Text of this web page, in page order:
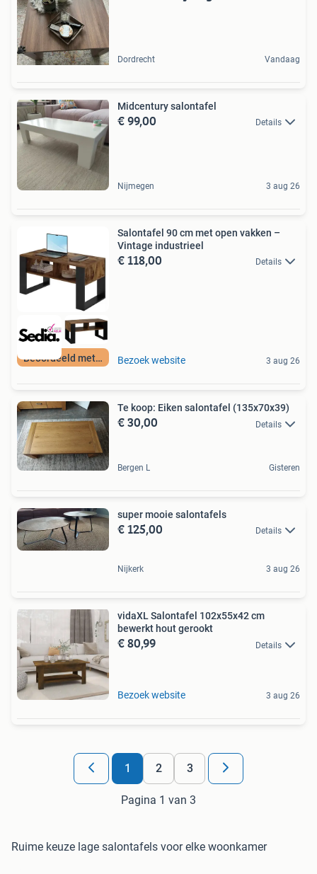
Dordrecht Vandaag
Midcentury salontafel
€ 99,00 Details
Nijmegen 3 aug 26
Beoordeeld met 9+
Salontafel 90 cm met open vakken –
Vintage industrieel
€ 118,00 Details
Bezoek website 3 aug 26
Te koop: Eiken salontafel (135x70x39)
€ 30,00 Details
Bergen L Gisteren
super mooie salontafels
€ 125,00 Details
Nijkerk 3 aug 26
vidaXL Salontafel 102x55x42 cm
bewerkt hout gerookt
€ 80,99 Details
Bezoek website 3 aug 26
1 2 3
Pagina 1 van 3
Ruime keuze lage salontafels voor elke woonkamer